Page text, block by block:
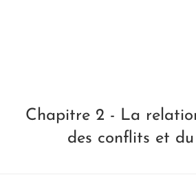
Chapitre 2 - La
des conflits et du